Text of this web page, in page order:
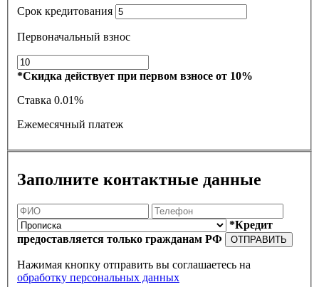
Срок кредитования
Первоначальный взнос
*Скидка действует при первом взносе от 10%
Ставка 0.01%
Ежемесячный платеж
Заполните контактные данные
*Кредит
предоставляется только гражданам РФ
ОТПРАВИТЬ
Нажимая кнопку отправить вы соглашаетесь на
обработку персональных данных